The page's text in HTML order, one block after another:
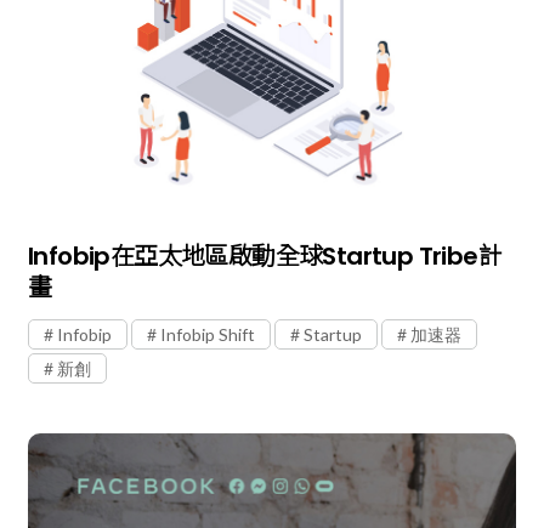
Infobip在亞太地區啟動全球Startup Tribe計
畫
Infobip Infobip Shift Startup
加速器
新創